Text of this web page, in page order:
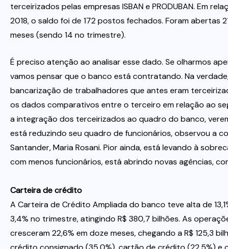
terceirizados pelas empresas ISBAN e PRODUBAN. Em
2018, o saldo foi de 172 postos fechados. Foram abertas
meses (sendo 14 no trimestre).
É preciso atenção ao analisar esse dado. Se olharmos
vamos pensar que o banco está contratando. Na
bancarização de trabalhadores que antes eram
os dados comparativos entre o terceiro em relação ao
a integração dos terceirizados ao quadro do banco,
está reduzindo seu quadro de funcionários, observou a
Santander, Maria Rosani. Pior ainda, está levando à
com menos funcionários, está abrindo novas agências,
Carteira de crédito
A Carteira de Crédito Ampliada do banco teve alta de
3,4% no trimestre, atingindo R$ 380,7 bilhões. As
cresceram 22,6% em doze meses, chegando a R$ 125,3